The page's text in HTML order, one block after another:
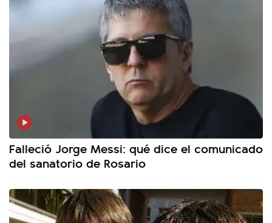
Falleció Jorge Messi: qué dice el comunicado
del sanatorio de Rosario